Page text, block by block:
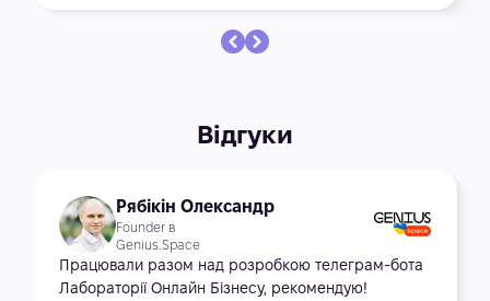
Відгуки
Рябікін Олександр
Founder в
Genius.Space
Працювали разом над розробкою телеграм-бота
Лабораторії Онлайн Бізнесу, рекомендую!